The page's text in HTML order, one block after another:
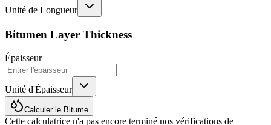
Unité de Longueur
Bitumen Layer Thickness
Épaisseur
Unité d'Épaisseur
Calculer le Bitume
Cette calculatrice n'a pas encore terminé nos vérifications de